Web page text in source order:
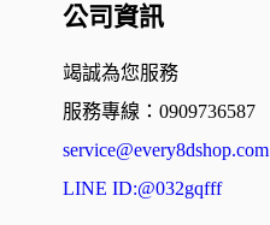
公司資訊
竭誠為您服務
服務專線：0909736587
service@every8dshop.com
LINE ID:@032gqfff